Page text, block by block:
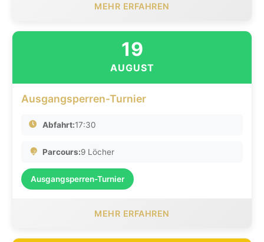
MEHR ERFAHREN
19
AUGUST
Ausgangsperren-Turnier
Abfahrt:17:30
Parcours:9 Löcher
Ausgangsperren-Turnier
MEHR ERFAHREN